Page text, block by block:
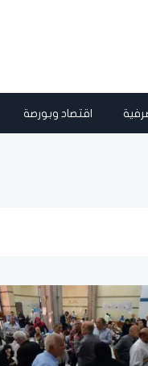
اقتصاد وبورصة